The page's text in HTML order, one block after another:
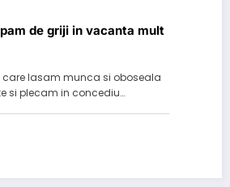
de griji in vacanta mult
care lasam munca si oboseala
si plecam in concediu…